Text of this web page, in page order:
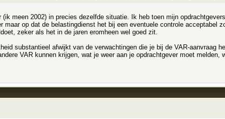
meen 2002) in precies dezelfde situatie. Ik heb toen mijn
maar op dat de belastingdienst het bij een eventuele controle acceptabel
zeker als het in de jaren eromheen wel goed zit.
substantieel afwijkt van de verwachtingen die je bij de VAR-aanvraag
VAR kunnen krijgen, wat je weer aan je opdrachtgever moet melden,